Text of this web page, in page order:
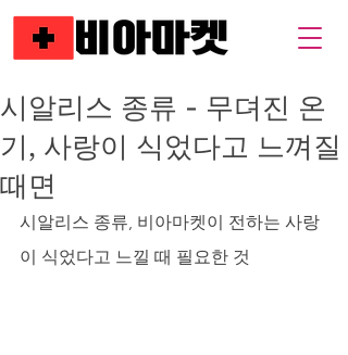
시알리스 종류 - 무뎌진 온
기, 사랑이 식었다고 느껴질
때면
시알리스 종류, 비아마켓이 전하는 사랑
이 식었다고 느낄 때 필요한 것